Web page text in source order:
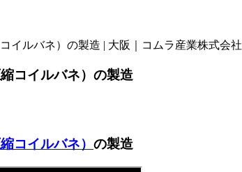
イルバネ）の製造 | 大阪｜コムラ産業株式会社
コイルバネ）の製造
コイルバネ） の製造